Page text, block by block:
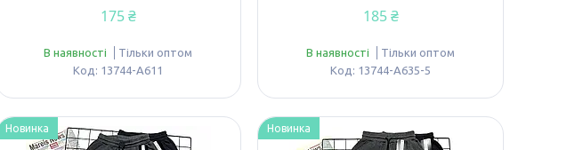
175 ₴
В наявності
Тільки оптом
13744-A611
185 ₴
В наявності
Тільки оптом
13744-A635-5
Новинка Новинка